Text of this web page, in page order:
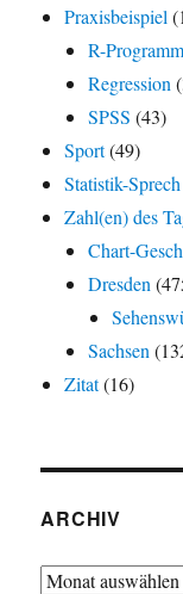
Praxisbeispiel
R-
Regression
SPSS (43)
Sport(49)
Statistik-
Zahl(en) des
Chart-
Dresden
Sachsen
Zitat(16)
ARCHIV
Archiv